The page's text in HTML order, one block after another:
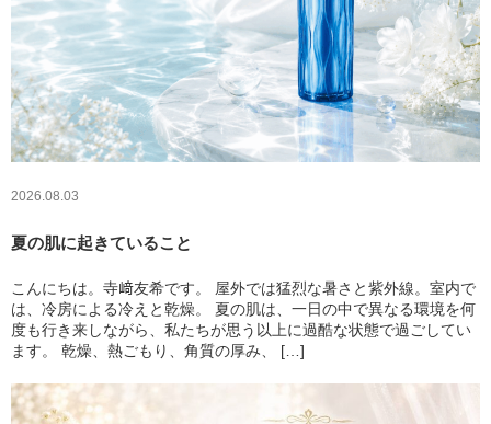
2026.08.03
夏の肌に起きていること
こんにちは。寺﨑友希です。 屋外では猛烈な暑さと紫外線。室内で
は、冷房による冷えと乾燥。 夏の肌は、一日の中で異なる環境を何
度も行き来しながら、私たちが思う以上に過酷な状態で過ごしてい
ます。 乾燥、熱ごもり、角質の厚み、 […]